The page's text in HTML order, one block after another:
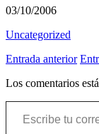
03/10/2006
Uncategorized
Entrada anterior
Los comentarios
Escribe tu correo electrónico…